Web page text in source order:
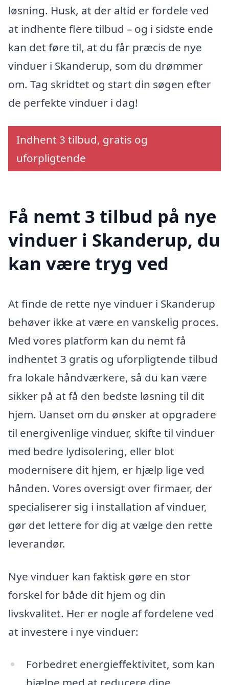
løsning. Husk, at der altid er fordele ved
at indhente flere tilbud – og i sidste ende
kan det føre til, at du får præcis de nye
vinduer i Skanderup, som du drømmer
om. Tag skridtet og start din søgen efter
de perfekte vinduer i dag!
Indhent 3 tilbud, gratis og
uforpligtende
Få nemt 3 tilbud på nye
vinduer i Skanderup, du
kan være tryg ved
At finde de rette nye vinduer i Skanderup
behøver ikke at være en vanskelig proces.
Med vores platform kan du nemt få
indhentet 3 gratis og uforpligtende tilbud
fra lokale håndværkere, så du kan være
sikker på at få den bedste løsning til dit
hjem. Uanset om du ønsker at opgradere
til energivenlige vinduer, skifte til vinduer
med bedre lydisolering, eller blot
modernisere dit hjem, er hjælp lige ved
hånden. Vores oversigt over firmaer, der
specialiserer sig i installation af vinduer,
gør det lettere for dig at vælge den rette
leverandør.
Nye vinduer kan faktisk gøre en stor
forskel for både dit hjem og din
livskvalitet. Her er nogle af fordelene ved
at investere i nye vinduer:
Forbedret energieffektivitet, som kan